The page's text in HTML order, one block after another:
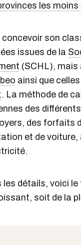
les moins
concevoir son
issues de la
(SCHL), mais
ainsi que
. La méthode de
des
des forfaits
et de voiture,
les détails, voici
soit de la